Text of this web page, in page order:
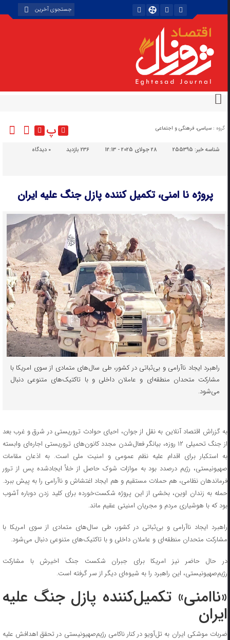
گروه : سیاسی، فرهنگی و اجتماعی پ
شناسه خبر:255395 28 جولای 2025 - 12:13 236 بازدید دیدگاه
پروژه نا امنی، تکمیل‌ کننده پازل جنگ علیه ایران
راهبرد ایجاد ناآرامی و بی‌ثباتی در کشور، طی سال‌های متمادی از سوی امریکا با
مشارکت متحدان منطقه‌ای و عاملان داخلی و با تاکتیک‌های متنوعی دنبال
می‌شود.
به گزراش اقتصاد آنلاین به نقل از جوان، احیای حوادث تروریستی در شرق و غرب بعد
از جنگ تحمیلی ۱۲ روزه، بیانگر فعال‌شدن مجدد کانون‌های تروریستی اجاره‌ای وابسته
به استکبار برای اقدام علیه نظم عمومی و امنیت ملی است. به اذعان مقامات
صهیونیستی، رژیم درصدد بود به موازات شوک حاصل از خلأ ایجادشده پس از ترور
فرماندهان نظامی، هم حملات مستقیم و هم ایجاد اغتشاش و ناآرامی را به پیش ببرد.
حمله به زندان اوین، بخشی از این پروژه شکست‌خورده برای کلید زدن دوباره آشوب
بود که با هوشیاری مردم و مجریان امنیتی عقیم ماند.
راهبرد ایجاد ناآرامی و بی‌ثباتی در کشور، طی سال‌های متمادی از سوی امریکا با
مشارکت متحدان منطقه‌ای و عاملان داخلی و با تاکتیک‌های متنوعی دنبال می‌شود.
در حال حاضر نیز امریکا برای جبران شکست جنگ اخیرش با مشارکت
رژیم‌صهیونیستی، این راهبرد را به شیوه‌ای دیگر از سر گرفته است.
«ناامنی» تکمیل‌کننده پازل جنگ علیه
ایران
ضربات موشکی ایران به تل‌آویو در کنار ناکامی رژیم‌صهیونیستی در تحقق اهدافش علیه